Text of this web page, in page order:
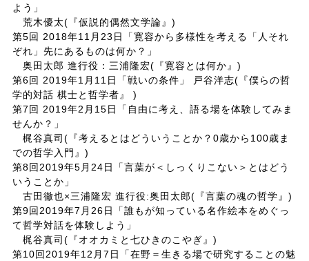
よう」
荒木優太(『仮説的偶然文学論』)
第5回 2018年11月23日「寛容から多様性を考える「人それ
ぞれ」先にあるものは何か？」
奥田太郎 進行役：三浦隆宏(『寛容とは何か』)
第6回 2019年1月11日「戦いの条件」 戸谷洋志(『僕らの哲
学的対話 棋士と哲学者』 )
第7回 2019年2月15日「自由に考え、語る場を体験してみま
せんか？」
梶谷真司(『考えるとはどういうことか？0歳から100歳ま
での哲学入門』)
第8回2019年5月24日「言葉が＜しっくりこない＞とはどう
いうことか」
古田徹也×三浦隆宏 進行役:奥田太郎(『言葉の魂の哲学』)
第9回2019年7月26日「誰もが知っている名作絵本をめぐっ
て哲学対話を体験しよう」
梶谷真司(『オオカミと七ひきのこやぎ』)
第10回2019年12月7日「在野＝生きる場で研究することの魅